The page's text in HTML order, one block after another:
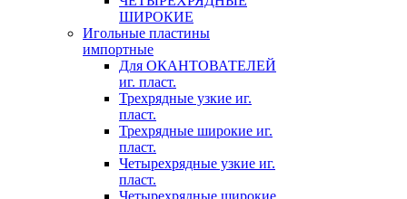
ШИРОКИЕ
Игольные пластины
импортные
Для ОКАНТОВАТЕЛЕЙ
иг. пласт.
Трехрядные узкие иг.
пласт.
Трехрядные широкие иг.
пласт.
Четырехрядные узкие иг.
пласт.
Четырехрядные широкие